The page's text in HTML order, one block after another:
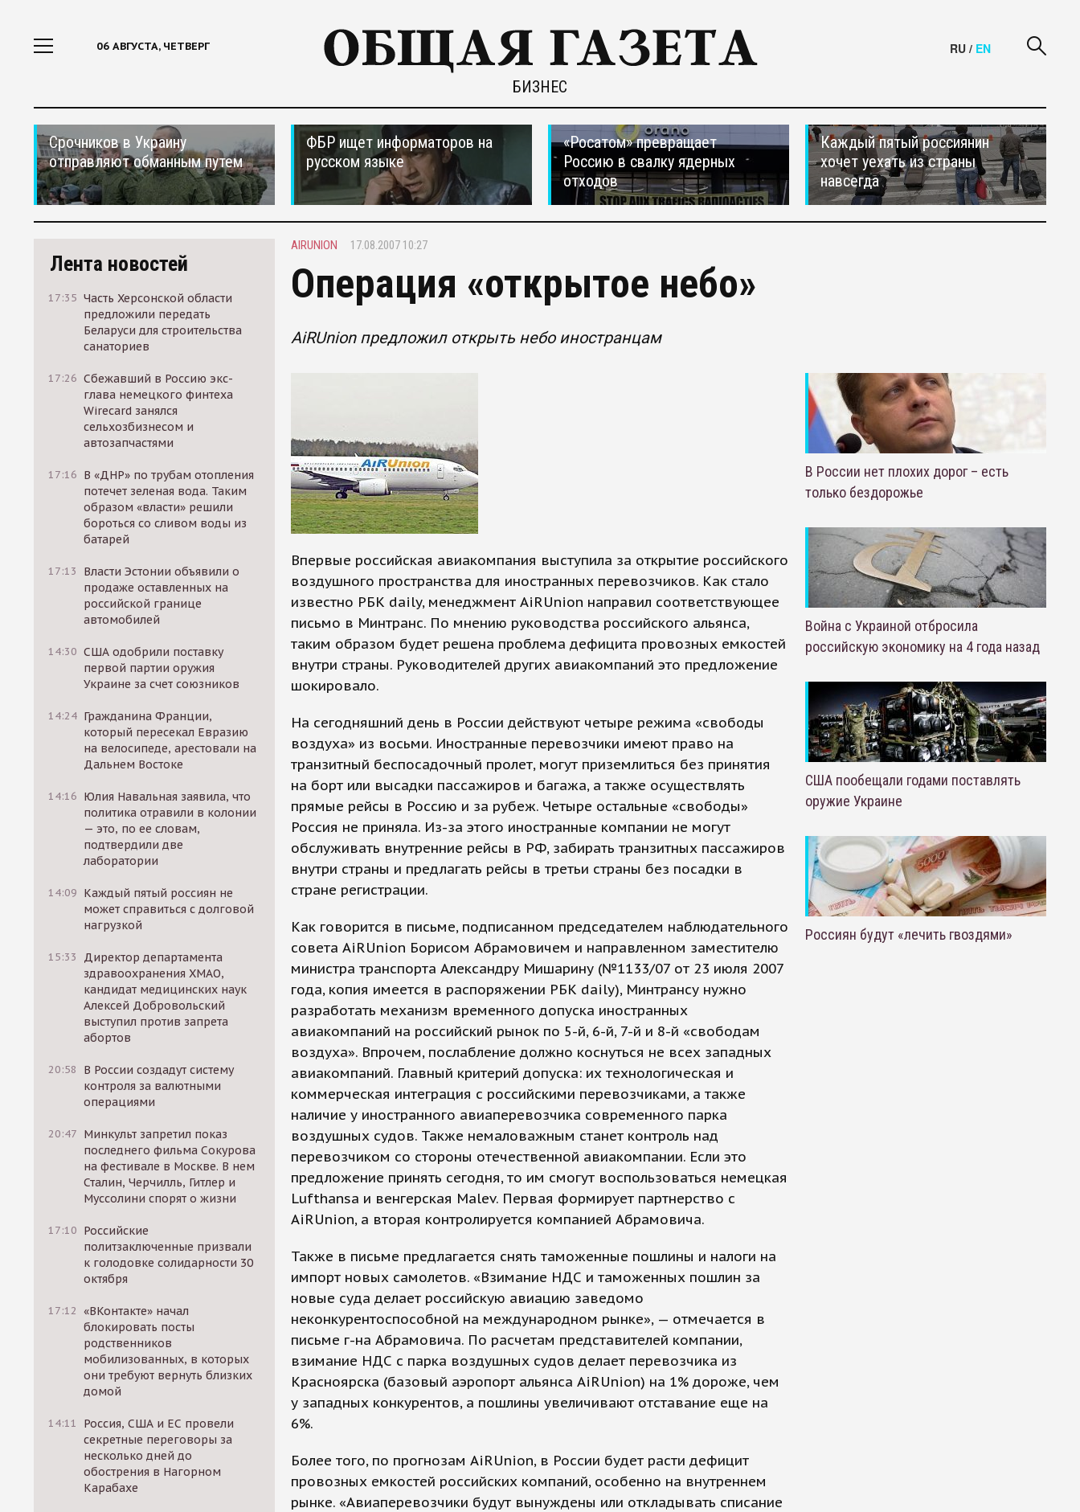
06 АВГУСТА, ЧЕТВЕРГ
БИЗНЕС
RU / EN
Срочников в Украину
отправляют обманным путем
ФБР ищет информаторов на
русском языке
«Росатом» превращает
Россию в свалку ядерных
отходов
Каждый пятый россиянин
хочет уехать из страны
навсегда
Лента новостей
17:35 Часть Херсонской области
предложили передать
Беларуси для строительства
санаториев
17:26 Сбежавший в Россию экс-
глава немецкого финтеха
Wirecard занялся
сельхозбизнесом и
автозапчастями
17:16 В «ДНР» по трубам отопления
потечет зеленая вода. Таким
образом «власти» решили
бороться со сливом воды из
батарей
17:13
Власти Эстонии объявили о
продаже оставленных на
российской границе
автомобилей
14:30 США одобрили поставку
первой партии оружия
Украине за счет союзников
14:24 Гражданина Франции,
который пересекал Евразию
на велосипеде, арестовали на
Дальнем Востоке
14:16 Юлия Навальная заявила, что
политика отравили в колонии
— это, по ее словам,
подтвердили две
лаборатории
14:09 Каждый пятый россиян не
может справиться с долговой
нагрузкой
15:33
Директор департамента
здравоохранения ХМАО,
кандидат медицинских наук
Алексей Добровольский
выступил против запрета
абортов
20:58
В России создадут систему
контроля за валютными
операциями
20:47 Минкульт запретил показ
последнего фильма Сокурова
на фестивале в Москве. В нем
Сталин, Черчилль, Гитлер и
Муссолини спорят о жизни
17:10 Российские
политзаключенные призвали
к голодовке солидарности 30
октября
17:12 «ВКонтакте» начал
блокировать посты
родственников
мобилизованных, в которых
они требуют вернуть близких
домой
14:11
Россия, США и ЕС провели
секретные переговоры за
несколько дней до
обострения в Нагорном
Карабахе
AIRUNION 17.08.2007 10:27
Операция «открытое небо»
AiRUnion предложил открыть небо иностранцам
Впервые российская авиакомпания выступила за открытие российского
воздушного пространства для иностранных перевозчиков. Как стало
известно РБК daily, менеджмент AiRUnion направил соответствующее
письмо в Минтранс. По мнению руководства российского альянса,
таким образом будет решена проблема дефицита провозных емкостей
внутри страны. Руководителей других авиакомпаний это предложение
шокировало.
На сегодняшний день в России действуют четыре режима «свободы
воздуха» из восьми. Иностранные перевозчики имеют право на
транзитный беспосадочный пролет, могут приземлиться без принятия
на борт или высадки пассажиров и багажа, а также осуществлять
прямые рейсы в Россию и за рубеж. Четыре остальные «свободы»
Россия не приняла. Из-за этого иностранные компании не могут
обслуживать внутренние рейсы в РФ, забирать транзитных пассажиров
внутри страны и предлагать рейсы в третьи страны без посадки в
стране регистрации.
Как говорится в письме, подписанном председателем наблюдательного
совета AiRUnion Борисом Абрамовичем и направленном заместителю
министра транспорта Александру Мишарину (№1133/07 от 23 июля 2007
года, копия имеется в распоряжении РБК daily), Минтрансу нужно
разработать механизм временного допуска иностранных
авиакомпаний на российский рынок по 5-й, 6-й, 7-й и 8-й «свободам
воздуха». Впрочем, послабление должно коснуться не всех западных
авиакомпаний. Главный критерий допуска: их технологическая и
коммерческая интеграция с россий­скими перевозчиками, а также
наличие у иностранного авиаперевозчика современного парка
воздушных судов. Также немаловажным станет контроль над
перевозчиком со стороны отечественной авиакомпании. Если это
предложение принять сегодня, то им смогут воспользоваться немецкая
Lufthansa и венгерская Malev. Первая формирует партнер­ство с
AiRUnion, а вторая контролируется компанией Абрамовича.
Также в письме предлагается снять таможенные пошлины и налоги на
импорт новых самолетов. «Взимание НДС и таможенных пошлин за
новые суда делает российскую авиацию заведомо
неконкурентоспособной на международном рынке», — отмечается в
письме г-на Абрамовича. По расчетам представителей компании,
взимание НДС с парка воздушных судов делает перевозчика из
Красноярска (базовый аэропорт альянса AiRUnion) на 1% дороже, чем
у западных конкурентов, а пошлины увеличивают отставание еще на
6%.
Более того, по прогнозам AiRUnion, в России будет расти дефицит
провозных емкостей российских компаний, особенно на внутреннем
рынке. «Авиаперевозчики будут вынуждены или откладывать списание
В России нет плохих дорог – есть
только бездорожье
Война с Украиной отбросила
российскую экономику на 4 года назад
США пообещали годами поставлять
оружие Украине
Россиян будут «лечить гвоздями»